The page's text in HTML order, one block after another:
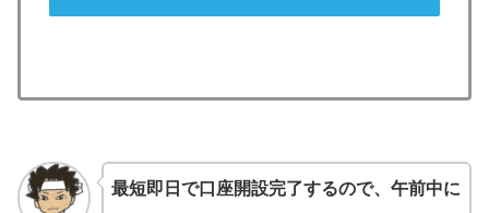
最短即日で口座開設完了するので、午前中に